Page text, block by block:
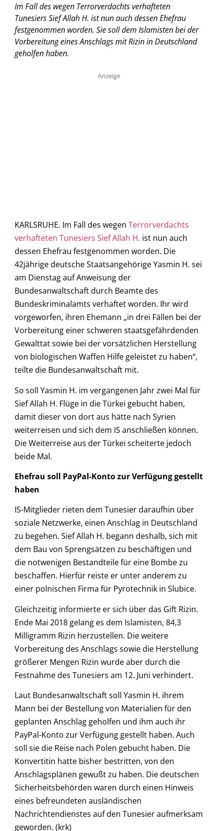
Im Fall des wegen Terrorverdachts verhafteten
Tunesiers Sief Allah H. ist nun auch dessen Ehefrau
festgenommen worden. Sie soll dem Islamisten bei der
Vorbereitung eines Anschlags mit Rizin in Deutschland
geholfen haben.
Anzeige
KARLSRUHE. Im Fall des wegen Terrorverdachts
verhafteten Tunesiers Sief Allah H. ist nun auch
dessen Ehefrau festgenommen worden. Die
42jährige deutsche Staatsangehörige Yasmin H. sei
am Dienstag auf Anweisung der
Bundesanwaltschaft durch Beamte des
Bundeskriminalamts verhaftet worden. Ihr wird
vorgeworfen, ihren Ehemann „in drei Fällen bei der
Vorbereitung einer schweren staatsgefährdenden
Gewalttat sowie bei der vorsätzlichen Herstellung
von biologischen Waffen Hilfe geleistet zu haben“,
teilte die Bundesanwaltschaft mit.
So soll Yasmin H. im vergangenen Jahr zwei Mal für
Sief Allah H. Flüge in die Türkei gebucht haben,
damit dieser von dort aus hätte nach Syrien
weiterreisen und sich dem IS anschließen können.
Die Weiterreise aus der Türkei scheiterte jedoch
beide Mal.
Ehefrau soll PayPal-Konto zur Verfügung gestellt
haben
IS-Mitglieder rieten dem Tunesier daraufhin über
soziale Netzwerke, einen Anschlag in Deutschland
zu begehen. Sief Allah H. begann deshalb, sich mit
dem Bau von Sprengsätzen zu beschäftigen und
die notwenigen Bestandteile für eine Bombe zu
beschaffen. Hierfür reiste er unter anderem zu
einer polnischen Firma für Pyrotechnik in Slubice.
Gleichzeitig informierte er sich über das Gift Rizin.
Ende Mai 2018 gelang es dem Islamisten, 84,3
Milligramm Rizin herzustellen. Die weitere
Vorbereitung des Anschlags sowie die Herstellung
größerer Mengen Rizin wurde aber durch die
Festnahme des Tunesiers am 12. Juni verhindert.
Laut Bundesanwaltschaft soll Yasmin H. ihrem
Mann bei der Bestellung von Materialien für den
geplanten Anschlag geholfen und ihm auch ihr
PayPal-Konto zur Verfügung gestellt haben. Auch
soll sie die Reise nach Polen gebucht haben. Die
Konvertitin hatte bisher bestritten, von den
Anschlagsplänen gewußt zu haben. Die deutschen
Sicherheitsbehörden waren durch einen Hinweis
eines befreundeten ausländischen
Nachrichtendienstes auf den Tunesier aufmerksam
geworden. (krk)